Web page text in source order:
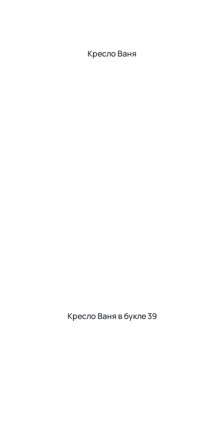
Кресло Ваня
Кресло Ваня в букле 39